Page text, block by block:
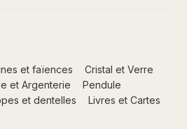
et faïences
Cristal et Verre
et Argenterie
Pendule
et dentelles Livres et Cartes